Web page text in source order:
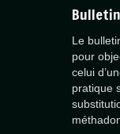
Le
pour
celui
pratique